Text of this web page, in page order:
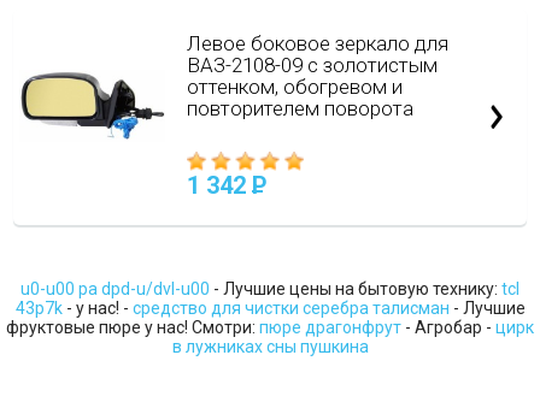
Левое боковое зеркало для
ВАЗ-2108-09 с золотистым
оттенком, обогревом и
повторителем поворота
1 342 P
u0-u00 pa dpd-u/dvl-u00 - Лучшие цены на бытовую технику: tcl
43p7k- у нас! - средство для чистки серебра талисман - Лучшие
фруктовые пюре у нас! Смотри: пюре драгонфрут - Агробар - цирк
в лужниках сны пушкина